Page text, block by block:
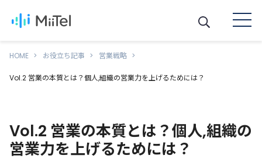
HOME お役立ち記事 営業戦略
Vol.2 営業の本質とは？個人,組織の営業力を上げるためには？
Vol.2 営業の本質とは？個人,組織の
営業力を上げるためには？